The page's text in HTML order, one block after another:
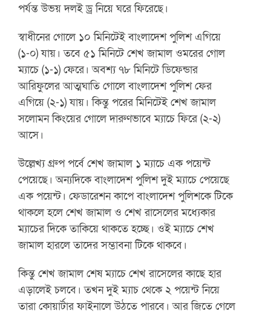
পর্যন্ত উভয় দলই ড্র নিয়ে ঘরে ফিরেছে।
স্বাধীনের গোলে ১০ মিনিটেই বাংলাদেশ পুলিশ এগিয়ে
(১-০) যায়। তবে ৫১ মিনিটে শেখ জামাল ওমরের গোল
ম্যাচে (১-১) ফেরে। অবশ্য ৭৮ মিনিটে ডিফেন্ডার
আরিফুলের আত্মঘাতি গোলে বাংলাদেশ পুলিশ ফের
এগিয়ে (২-১) যায়। কিন্তু পরের মিনিটেই শেখ জামাল
সলোমন কিংয়ের গোলে দারুণভাবে ম্যাচে ফিরে (২-২)
আসে।
উল্লেখ্য গ্রুপ পর্বে শেখ জামাল ১ ম্যাচে এক পয়েন্ট
পেয়েছে। অন্যদিকে বাংলাদেশ পুলিশ দুই ম্যাচে পেয়েছে
এক পয়েন্ট। ফেডারেশন কাপে বাংলাদেশ পুলিশকে টিকে
থাকলে হলে শেখ জামাল ও শেখ রাসেলের মধ্যেকার
ম্যাচের দিকে তাকিয়ে থাকতে হচ্ছে। ওই ম্যাচে শেখ
জামাল হারলে তাদের সম্ভাবনা টিকে থাকবে।
কিন্তু শেখ জামাল শেষ ম্যাচে শেখ রাসেলের কাছে হার
এড়ালেই চলবে। তখন দুই ম্যাচ থেকে ২ পয়েন্ট নিয়ে
তারা কোয়ার্টার ফাইনালে উঠতে পারবে। আর জিতে গেলে